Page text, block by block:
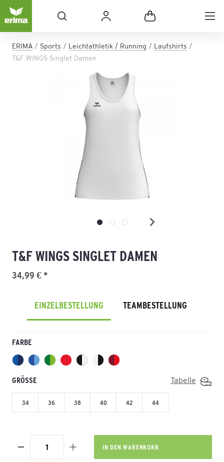
ERIMA Sports Leichtathletik / Running
Laufshirts
T&F WINGS Singlet Damen
T&F WINGS SINGLET DAMEN
34,99 € *
EINZELBESTELLUNG TEAMBESTELLUNG
FARBE
GRÖSSE Tabelle
34 36 38 40 42 44
IN DEN WARENKORB